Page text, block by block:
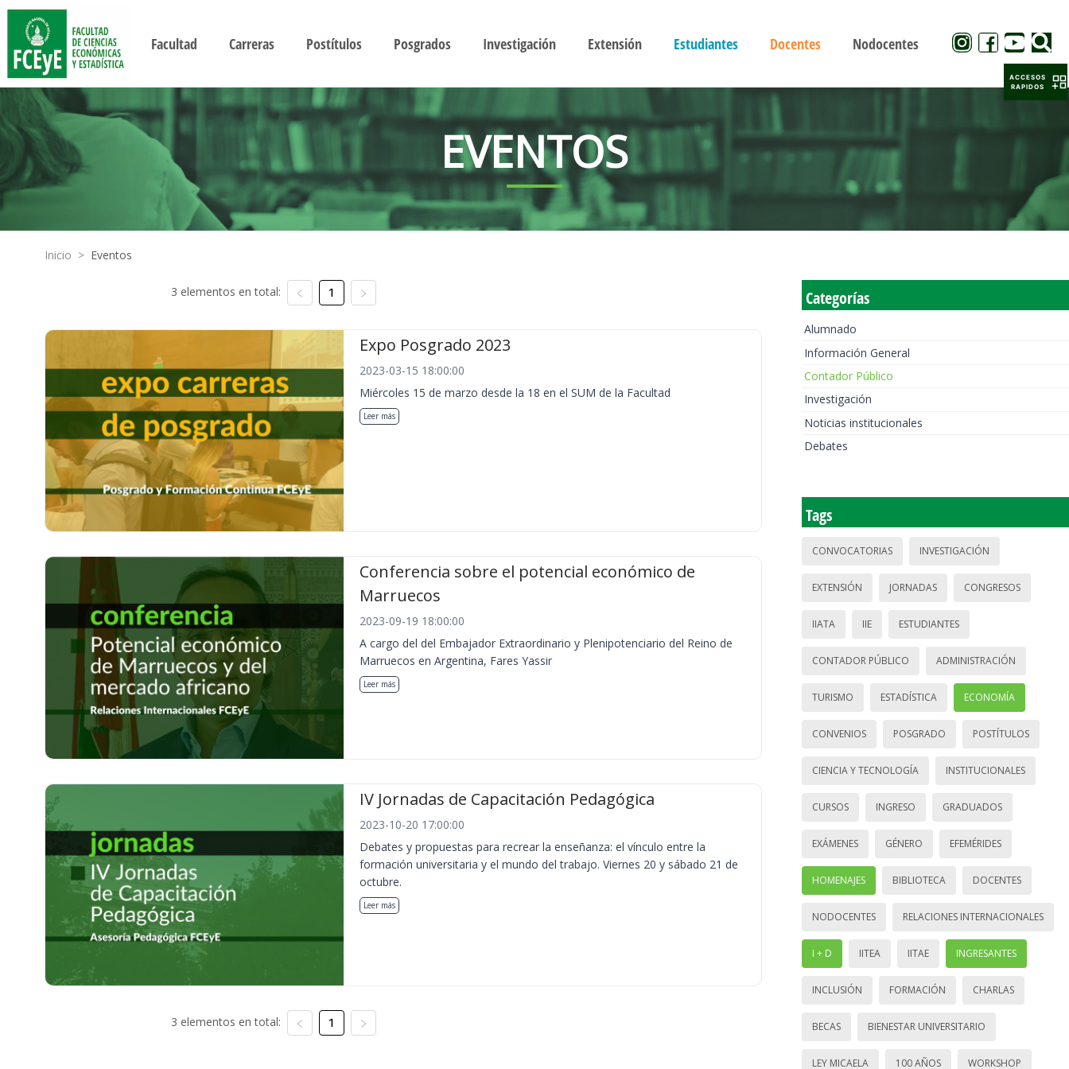
Facultad Carreras Postítulos Posgrados Investigación Extensión Estudiantes Docentes Nodocentes
EVENTOS
Inicio > Eventos
3 elementos en total: 1
Expo Posgrado 2023
2023-03-15 18:00:00
Miércoles 15 de marzo desde la 18 en el SUM de la Facultad
Leer más
Conferencia sobre el potencial económico de
Marruecos
2023-09-19 18:00:00
A cargo del del Embajador Extraordinario y Plenipotenciario del Reino de
Marruecos en Argentina, Fares Yassir
Leer más
IV Jornadas de Capacitación Pedagógica
2023-10-20 17:00:00
Debates y propuestas para recrear la enseñanza: el vínculo entre la
formación universitaria y el mundo del trabajo. Viernes 20 y sábado 21 de
octubre.
Leer más
3 elementos en total: 1
Categorías
Alumnado
Información General
Contador Público
Investigación
Noticias institucionales
Debates
Tags
CONVOCATORIAS INVESTIGACIÓN
EXTENSIÓN JORNADAS CONGRESOS
IIATA IIE ESTUDIANTES
CONTADOR PÚBLICO ADMINISTRACIÓN
TURISMO ESTADÍSTICA ECONOMÍA
CONVENIOS POSGRADO POSTÍTULOS
CIENCIA Y TECNOLOGÍA INSTITUCIONALES
CURSOS INGRESO GRADUADOS
EXÁMENES GÉNERO EFEMÉRIDES
HOMENAJES BIBLIOTECA DOCENTES
NODOCENTES RELACIONES INTERNACIONALES
I + D IITEA IITAE INGRESANTES
INCLUSIÓN FORMACIÓN CHARLAS
BECAS BIENESTAR UNIVERSITARIO
LEY MICAELA 100 AÑOS WORKSHOP
ACCESOS
RAPIDOS